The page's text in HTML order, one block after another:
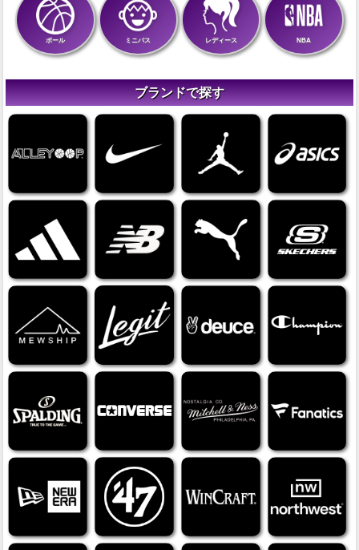
ボール ミニバス レディース NBA
ブランドで探す